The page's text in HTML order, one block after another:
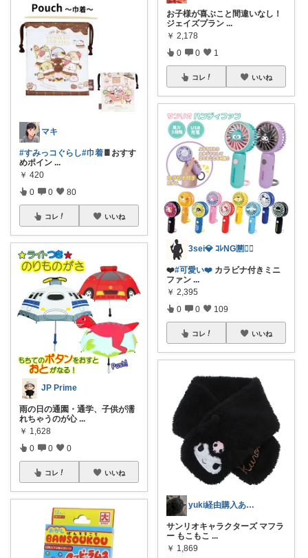
マキ
#すみっコぐらし#巾着 ​🍫おすす
めポイン ...
￥ 420
0 0 80
コレ いいね
JP Prime
雨の日の通園・通学、子供が濡
れちゃうのが心 ...
￥ 1,628
0 0 0
コレ いいね
お子様が喜ぶこと間違いなし！
ジェイズプラン ...
￥ 2,178
0 0 1
コレ いいね
3sei💎 ｺﾚNG🈲🙅‍♀️
❤️#可愛い❤️ カラビナ付きミニ
ファン ...
￥ 2,395
0 0 109
コレ いいね
yuki経由購入ありがとうございます！❣
サンリオキャラクターズ マフラ
ー もこもこ ...
￥ 1,869